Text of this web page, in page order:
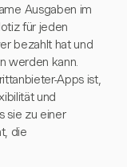
Ausgaben im
für jeden
bezahlt hat und
werden kann.
Apps ist,
und
sie zu einer
die